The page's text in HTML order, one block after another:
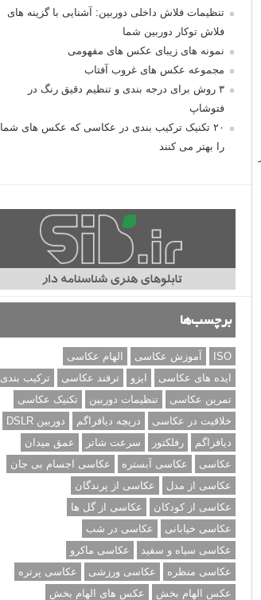
تنظیمات فلاش داخلی دوربین: آشنایی با گزینه های
فلاش توکار دوربین شما
نمونه های زیبای عکس های مفهومی
مجموعه عکس های غروب آفتاب
۳ روش برای درجه بندی و تنظیم دقیق رنگ در
فتوشاپ
۲۰ تکنیک ترکیب بندی در عکاسی که عکس های شما
را بهتر می کنند
برچسب‌ها
ISO آموزش عکاسی
الهام عکاسی
ایده های عکاسی
ایزو ترفند عکاسی
ترکیب بندی
تمرین عکاسی
تنظیمات دوربین
تکنیک عکاسی
خلاقیت در عکاسی
دریچه دیافراگم
دوربین DSLR
دیافراگم
رفلکتور سرعت شاتر
عمق میدان
عکاسی
عکاسی آبستره
عکاسی اجسام بی جان
عکاسی از مدل
عکاسی از پرندگان
عکاسی از کودکان
عکاسی از گل ها
عکاسی خیابانی
عکاسی در شب
عکاسی سیاه و سفید
عکاسی ماکرو
عکاسی منظره
عکاسی ورزشی
عکاسی پرتره
عکس الهام بخش
عکس های الهام بخش